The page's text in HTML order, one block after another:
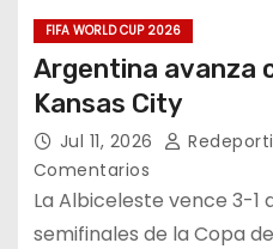
FIFA WORLD CUP 2026
Argentina avanza
Kansas City
Jul 11, 2026
Comentarios
La Albiceleste vence 3-1
semifinales de la Copa